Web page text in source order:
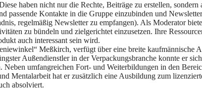
haben nicht nur die Rechte, Beiträge zu erstellen, sondern
passende Kontakte in die Gruppe einzubinden und
regelmäßig Newsletter zu empfangen). Als Moderator
zu bündeln und zielgerichtet einzusetzen. Ihre
auch interessant sein wird.
Meßkirch, verfügt über eine breite kaufmännische
Außendienstler in der Verpackungsbranche konnte er
Neben umfangreichen Fort- und Weiterbildungen in den
Mentalarbeit hat er zusätzlich eine Ausbildung zum
absolviert.